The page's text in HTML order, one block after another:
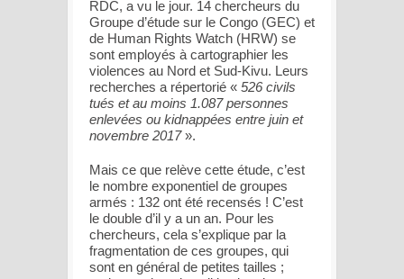
RDC, a vu le jour. 14 chercheurs du
Groupe d’étude sur le Congo (GEC) et
de Human Rights Watch (HRW) se
sont employés à cartographier les
violences au Nord et Sud-Kivu. Leurs
recherches a répertorié « 526 civils
tués et au moins 1.087 personnes
enlevées ou kidnappées entre juin et
novembre 2017».
Mais ce que relève cette étude, c’est
le nombre exponentiel de groupes
armés : 132 ont été recensés ! C’est
le double d’il y a un an. Pour les
chercheurs, cela s’explique par la
fragmentation de ces groupes, qui
sont en général de petites tailles ;